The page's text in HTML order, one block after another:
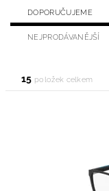
DOPORUČUJEME
NEJPRODÁVANĚJŠÍ
15 položek celkem